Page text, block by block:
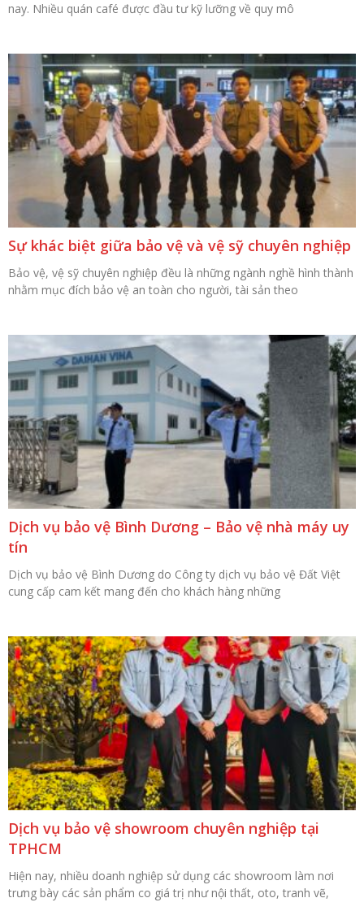
nay. Nhiều quán café được đầu tư kỹ lưỡng về quy mô
Sự khác biệt giữa bảo vệ và vệ sỹ chuyên nghiệp
Bảo vệ, vệ sỹ chuyên nghiệp đều là những ngành nghề hình thành
nhằm mục đích bảo vệ an toàn cho người, tài sản theo
Dịch vụ bảo vệ Bình Dương – Bảo vệ nhà máy uy
tín
Dịch vụ bảo vệ Bình Dương do Công ty dịch vụ bảo vệ Đất Việt
cung cấp cam kết mang đến cho khách hàng những
Dịch vụ bảo vệ showroom chuyên nghiệp tại
TPHCM
Hiện nay, nhiều doanh nghiệp sử dụng các showroom làm nơi
trưng bày các sản phẩm co giá trị như nội thất, oto, tranh vẽ,